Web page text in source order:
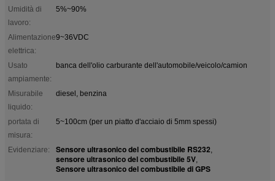
Umidità di
lavoro:
5%~90%
Alimentazione
elettrica:
9~36VDC
Usato
ampiamente:
banca dell'olio carburante dell'automobile/veicolo/camion
Misurabile
liquido:
diesel, benzina
portata di
misura:
5~100cm (per un piatto d'acciaio di 5mm spessi)
Evidenziare: Sensore ultrasonico del combustibile RS232,
sensore ultrasonico del combustibile 5V,
Sensore ultrasonico del combustibile di GPS